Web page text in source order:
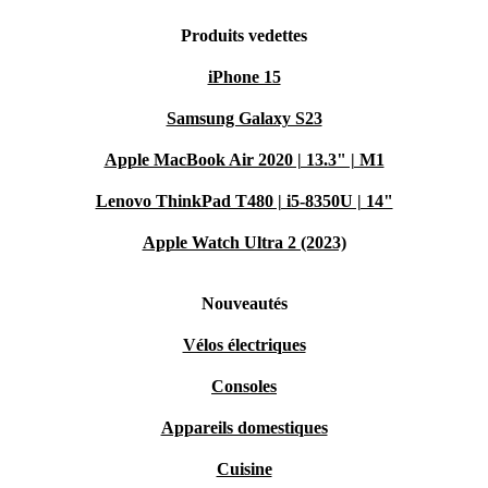
Produits vedettes
iPhone 15
Samsung Galaxy S23
Apple MacBook Air 2020 | 13.3" | M1
Lenovo ThinkPad T480 | i5-8350U | 14"
Apple Watch Ultra 2 (2023)
Nouveautés
Vélos électriques
Consoles
Appareils domestiques
Cuisine